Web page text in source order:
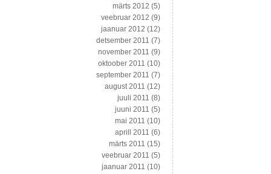
märts 2012 (5)
veebruar 2012 (9)
jaanuar 2012 (12)
detsember 2011 (7)
november 2011 (9)
oktoober 2011 (10)
september 2011 (7)
august 2011 (12)
juuli 2011 (8)
juuni 2011 (5)
mai 2011 (10)
aprill 2011 (6)
märts 2011 (15)
veebruar 2011 (5)
jaanuar 2011 (10)